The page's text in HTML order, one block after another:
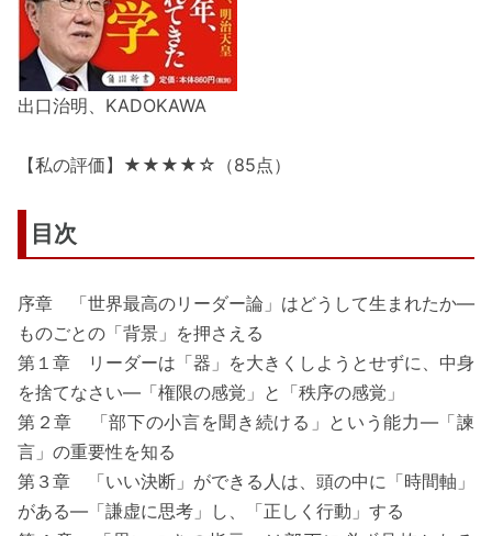
出口治明、KADOKAWA
【私の評価】★★★★☆（85点）
目次
序章 「世界最高のリーダー論」はどうして生まれたか―
ものごとの「背景」を押さえる
第１章 リーダーは「器」を大きくしようとせずに、中身
を捨てなさい―「権限の感覚」と「秩序の感覚」
第２章 「部下の小言を聞き続ける」という能力―「諫
言」の重要性を知る
第３章 「いい決断」ができる人は、頭の中に「時間軸」
がある―「謙虚に思考」し、「正しく行動」する